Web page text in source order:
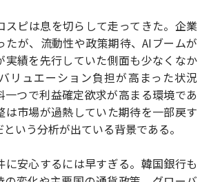
スピは息を切らして走ってきた。企業
たが、流動性や政策期待、AIブームが
実績を先行していた側面も少なくなか
リュエーション負担が高まった状況
一つで利益確定欲求が高まる環境であ
は市場が過熱していた期待を一部戻す
いう分析が出ている背景である。
に安心するには早すぎる。韓国銀行も